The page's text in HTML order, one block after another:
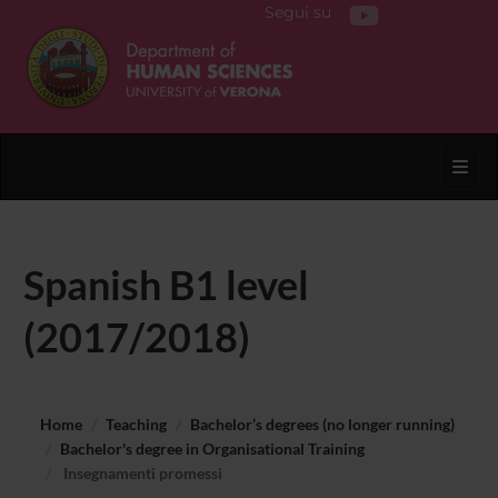
Segui su
Spanish B1 level
(2017/2018)
Home Teaching
Bachelor’s degrees (no longer running)
Bachelor's degree in Organisational Training
Insegnamenti promessi